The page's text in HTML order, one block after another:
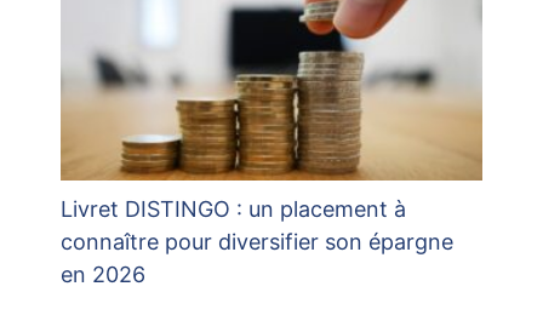
Livret DISTINGO : un placement à
connaître pour diversifier son épargne
en 2026